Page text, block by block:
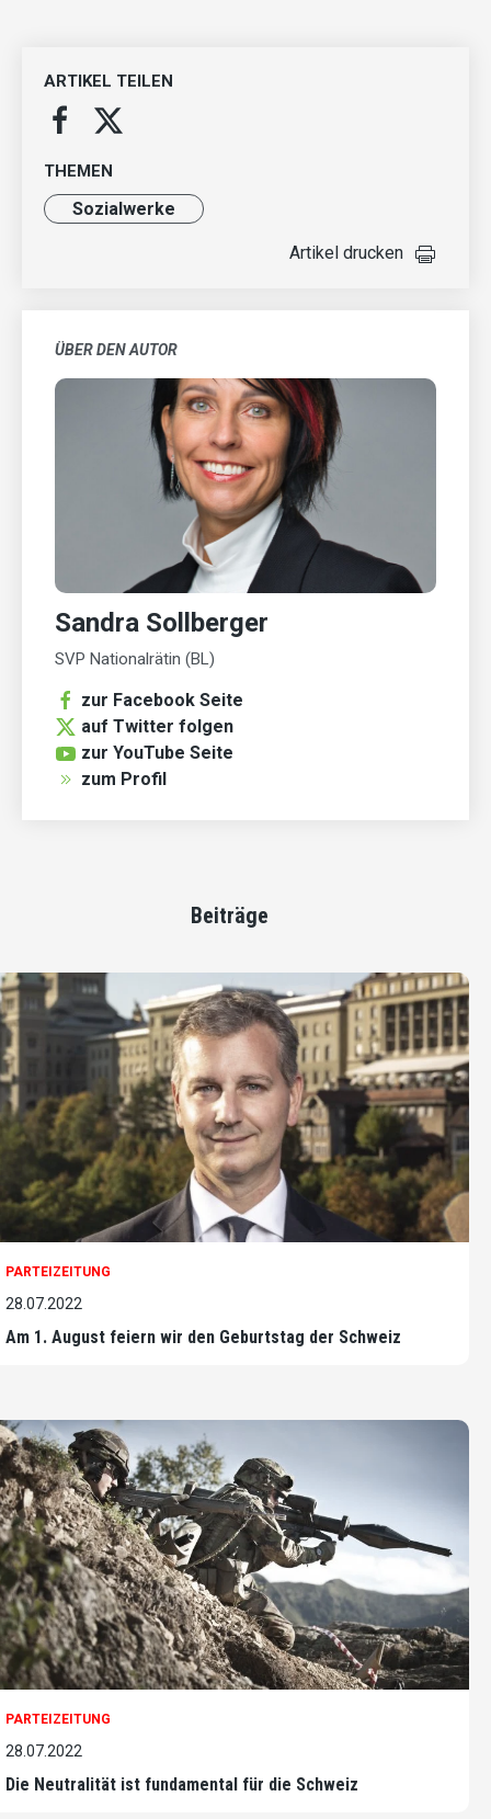
ARTIKEL TEILEN
THEMEN
Sozialwerke
Artikel drucken
ÜBER DEN AUTOR
Sandra Sollberger
SVP Nationalrätin (BL)
zur Facebook Seite
auf Twitter folgen
zur YouTube Seite
zum Profil
Beiträge
PARTEIZEITUNG
28.07.2022
Am 1. August feiern wir den Geburtstag der Schweiz
PARTEIZEITUNG
28.07.2022
Die Neutralität ist fundamental für die Schweiz